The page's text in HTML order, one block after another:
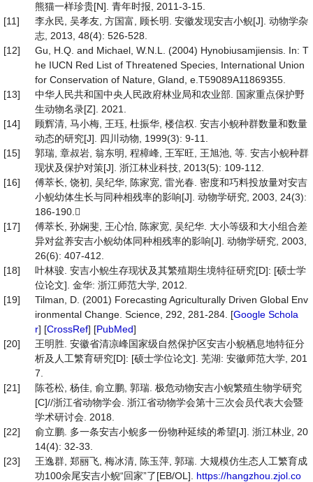
熊猫一样珍贵[N]. 青年时报, 2011-3-15.
[11]
李永民, 吴孝友, 方国富, 顾长明. 安徽发现安吉小鲵[J]. 动物学杂
志, 2013, 48(4): 526-528.
[12]
Gu, H.Q. and Michael, W.N.L. (2004) Hynobiusamjiensis. In: T
he IUCN Red List of Threatened Species, International Union
for Conservation of Nature, Gland, e.T59089A11869355.
[13]
中华人民共和国中央人民政府林业局和农业部. 国家重点保护野
生动物名录[Z]. 2021.
[14]
顾辉清, 马小梅, 王珏, 杜振华, 楼信权. 安吉小鲵种群数量和数量
动态的研究[J]. 四川动物, 1999(3): 9-11.
[15]
郭瑞, 章叔岩, 翁东明, 程樟峰, 王军旺, 王旭池, 等. 安吉小鲵种群
现状及保护对策[J]. 浙江林业科技, 2013(5): 109-112.
[16]
傅萃长, 饶初, 吴纪华, 陈家宽, 雷光春. 密度和巧料投放量对安吉
小鲵幼体生长与同种相残率的影响[J]. 动物学研究, 2003, 24(3):
186-190.
[17]
傅萃长, 孙娴斐, 王心怡, 陈家宽, 吴纪华. 大小等级和大小组合差
异对盆养安吉小鲵幼体同种相残率的影响[J]. 动物学研究, 2003,
26(6): 407-412.
[18]
叶林骏. 安吉小鲵生存现状及其繁殖期生境特征研究[D]: [硕士学
位论文]. 金华: 浙江师范大学, 2012.
[19]
Tilman, D. (2001) Forecasting Agriculturally Driven Global Env
ironmental Change. Science, 292, 281-284. [Google Schola
r] [CrossRef] [PubMed]
[20]
王明胜. 安徽省清凉峰国家级自然保护区安吉小鲵栖息地特征分
析及人工繁育研究[D]: [硕士学位论文]. 芜湖: 安徽师范大学, 201
7.
[21]
陈苍松, 杨佳, 俞立鹏, 郭瑞. 极危动物安吉小鲵繁殖生物学研究
[C]//浙江省动物学会. 浙江省动物学会第十三次会员代表大会暨
学术研讨会. 2018.
[22]
俞立鹏. 多一条安吉小鲵多一份物种延续的希望[J]. 浙江林业, 20
14(4): 32-33.
[23]
王逸群, 郑丽飞, 梅冰清, 陈玉萍, 郭瑞. 大规模仿生态人工繁育成
功100余尾安吉小鲵“回家”了[EB/OL]. https://hangzhou.zjol.co